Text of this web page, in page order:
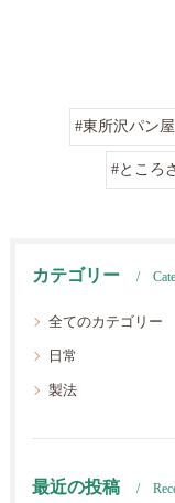
#東所沢パン屋
#ところ
カテゴリー
全てのカテゴリー
日常
製法
最近の投稿